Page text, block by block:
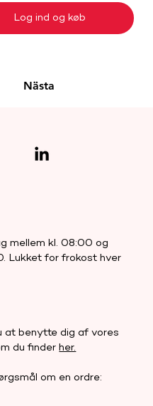
Log ind og køb
Nästa
mellem kl. 08:00 og
Lukket for frokost hver
at benytte dig af vores
du finderher.
om en ordre: